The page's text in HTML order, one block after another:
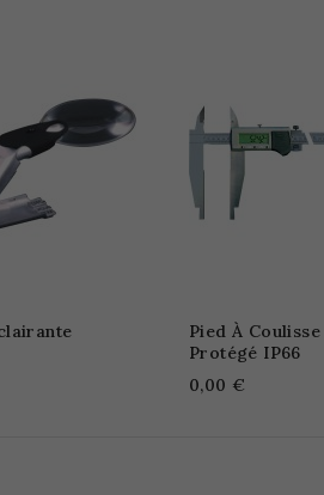
Pied À
Protégé IP66
0,00 €